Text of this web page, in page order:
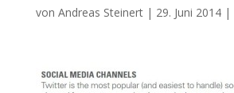
von Andreas Steinert| 29. Juni 2014|